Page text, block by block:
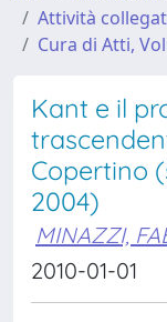
Attività
Cura di Atti,
Kant e il
Copertino
2004)
MINAZZI,
2010-01-01